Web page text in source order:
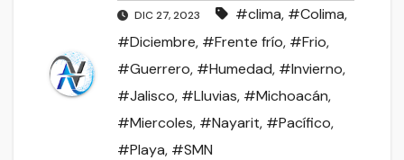
DIC 27, 2023 #clima, #Colima,
#Diciembre, #Frente frío, #Frio,
#Guerrero, #Humedad, #Invierno,
#Jalisco, #Lluvias, #Michoacán,
#Miercoles, #Nayarit, #Pacífico,
#Playa, #SMN